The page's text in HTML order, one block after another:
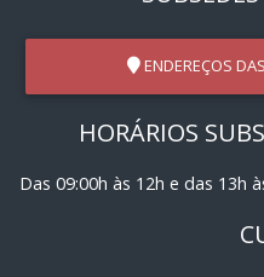
ENDEREÇOS
HORÁRIOS
Das 09:00h às 12h e das 13h